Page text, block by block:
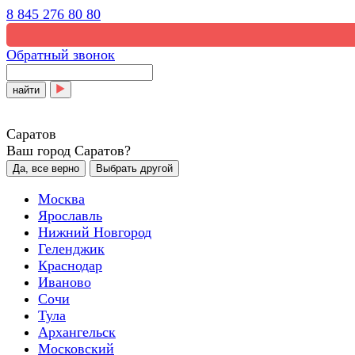
8 845 276 80 80
Обратный звонок
найти
Саратов
Ваш город Саратов?
Да, все верно Выбрать другой
Москва
Ярославль
Нижний Новгород
Геленджик
Краснодар
Иваново
Сочи
Тула
Архангельск
Московский